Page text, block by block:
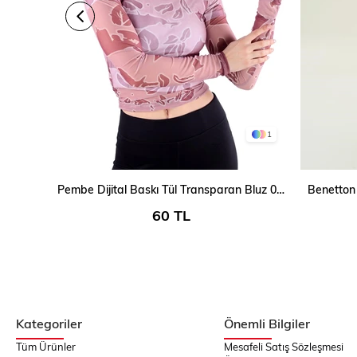
1
SEPETE EKLE
Pembe Dijital Baskı Tül Transparan Bluz 074
60 TL
Kategoriler
Tüm Ürünler
Önemli Bilgiler
Mesafeli Satış Sözleşmesi